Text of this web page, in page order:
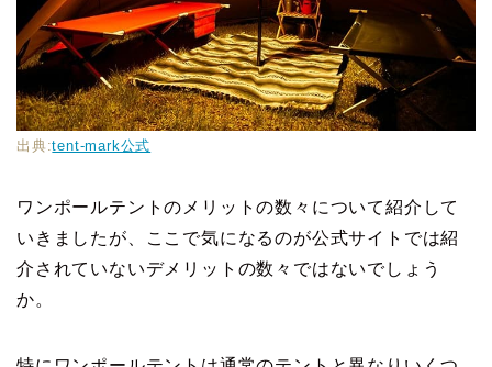
出典:tent-mark公式
ワンポールテントのメリットの数々について紹介して
いきましたが、ここで気になるのが公式サイトでは紹
介されていないデメリットの数々ではないでしょう
か。